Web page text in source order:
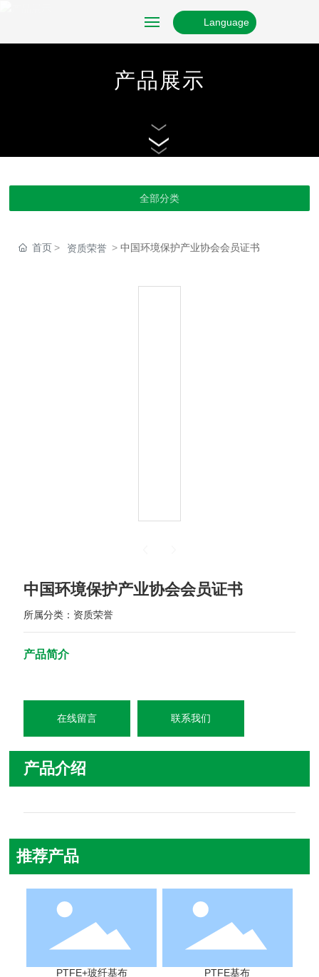
新闻资讯
联系我们
Language
产品展示
全部分类
首页 资质荣誉 中国环境保护产业协会会员证书
中国环境保护产业协会会员证书
所属分类： 资质荣誉
产品简介
在线留言 联系我们
产品介绍
推荐产品
PTFE+玻纤基布 PTFE基布